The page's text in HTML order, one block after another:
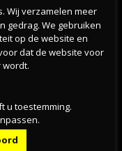
Next article
有“伟哥”，荷兰所有商店
撤下涉事品牌
Wij verzamelen meer
gedrag. We gebruiken
op de website en
dat de website voor
u toestemming.